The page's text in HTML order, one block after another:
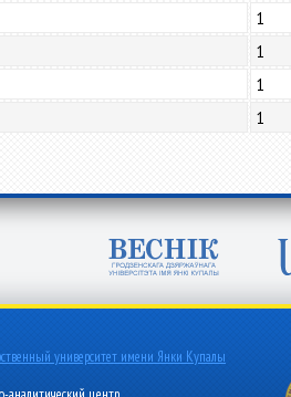
1
1
1
1
университет имени Янки Купалы